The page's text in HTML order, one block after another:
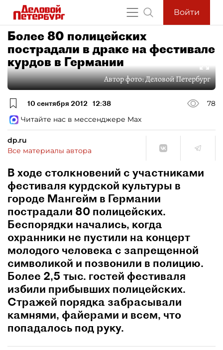
Войти
Более 80 полицейских
пострадали в драке на фестивале
курдов в Германии
Автор фото:Деловой Петербург
10 сентября 2012 12:38
78
Читайте нас в мессенджере Max
dp.ru
Все материалы автора
В ходе столкновений с участниками
фестиваля курдской культуры в
городе Мангейм в Германии
пострадали 80 полицейских.
Беспорядки начались, когда
охранники не пустили на концерт
молодого человека с запрещенной
символикой и позвонили в полицию.
Более 2,5 тыс. гостей фестиваля
избили прибывших полицейских.
Стражей порядка забрасывали
камнями, файерами и всем, что
попадалось под руку.